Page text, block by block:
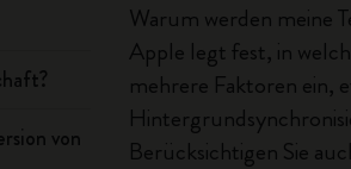
Warum werden meine
Apple legt fest, in
mehrere Faktoren ein,
Berücksichtigen Sie
von